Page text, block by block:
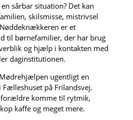
sårbar situation? Det kan
skilsmisse, mistrivsel
er et
til børnefamilier, der har brug
og hjælp i kontakten med
daginstitutionen.
ugentligt en
Fælleshuset på Frilandsvej.
forældre komme til rytmik,
kaffe og meget mere.